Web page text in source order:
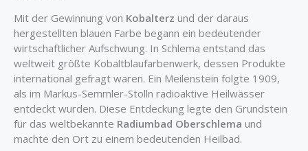
Mit der Gewinnung von Kobalterz und der daraus
hergestellten blauen Farbe begann ein bedeutender
wirtschaftlicher Aufschwung. In Schlema entstand das
weltweit größte Kobaltblaufarbenwerk, dessen Produkte
international gefragt waren. Ein Meilenstein folgte 1909,
als im Markus-Semmler-Stolln radioaktive Heilwässer
entdeckt wurden. Diese Entdeckung legte den Grundstein
für das weltbekannte Radiumbad Oberschlema und
machte den Ort zu einem bedeutenden Heilbad.